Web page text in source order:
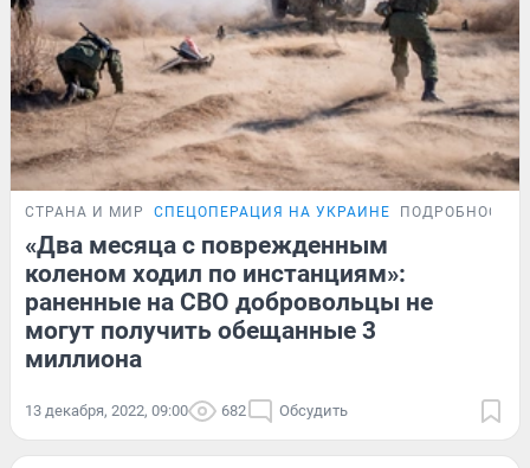
СТРАНА И МИР СПЕЦОПЕРАЦИЯ НА УКРАИНЕ ПОДРОБНОСТИ
«Два месяца с поврежденным
коленом ходил по инстанциям»:
раненные на СВО добровольцы не
могут получить обещанные 3
миллиона
13 декабря, 2022, 09:00 682 Обсудить